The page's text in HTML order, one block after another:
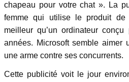
chapeau pour votre chat ». La
femme qui utilise le produit de
meilleur qu’un ordinateur
années. Microsoft semble aimer
une arme contre ses concurrents.
Cette publicité voit le jour